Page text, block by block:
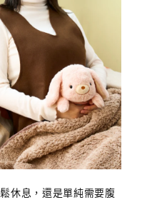
休息，還是單純需要腹